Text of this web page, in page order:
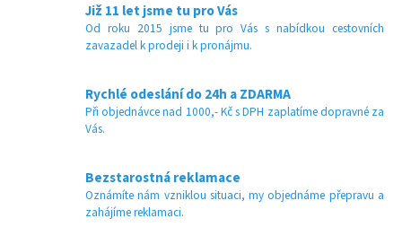
Již 11 let jsme tu pro Vás
Od roku 2015 jsme tu pro Vás s nabídkou cestovních
zavazadel k prodeji i k pronájmu.
Rychlé odeslání do 24h a ZDARMA
Při objednávce nad 1000,- Kč s DPH zaplatíme dopravné za
Vás.
Bezstarostná reklamace
Oznámíte nám vzniklou situaci, my objednáme přepravu a
zahájíme reklamaci.